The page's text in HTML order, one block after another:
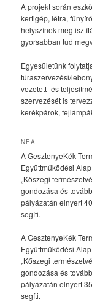
A projekt során
kertigép, létra,
helyszínek
gyorsabban tud
Egyesületünk
túraszervezési/
vezetett- és
szervezését is
kerékpárok,
NEA
A GesztenyeKék
Együttműködési
„Kőszegi
gondozása és
pályázatán elnyert
segíti.
A GesztenyeKék
Együttműködési
„Kőszegi
gondozása és
pályázatán elnyert
segíti.